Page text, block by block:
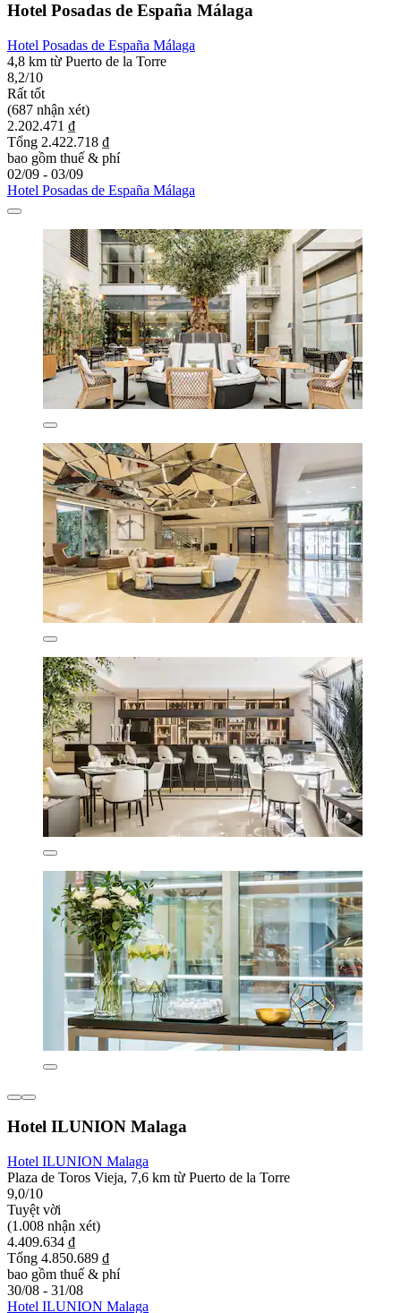
Hotel Posadas de España Málaga
Hotel Posadas de España Málaga
4,8 km từ Puerto de la Torre
8,2/10
Rất tốt
(687 nhận xét)
2.202.471 ₫
Tổng 2.422.718 ₫
bao gồm thuế & phí
02/09 - 03/09
Hotel Posadas de España Málaga
Hotel ILUNION Malaga
Hotel ILUNION Malaga
Plaza de Toros Vieja, 7,6 km từ Puerto de la Torre
9,0/10
Tuyệt vời
(1.008 nhận xét)
4.409.634 ₫
Tổng 4.850.689 ₫
bao gồm thuế & phí
30/08 - 31/08
Hotel ILUNION Malaga